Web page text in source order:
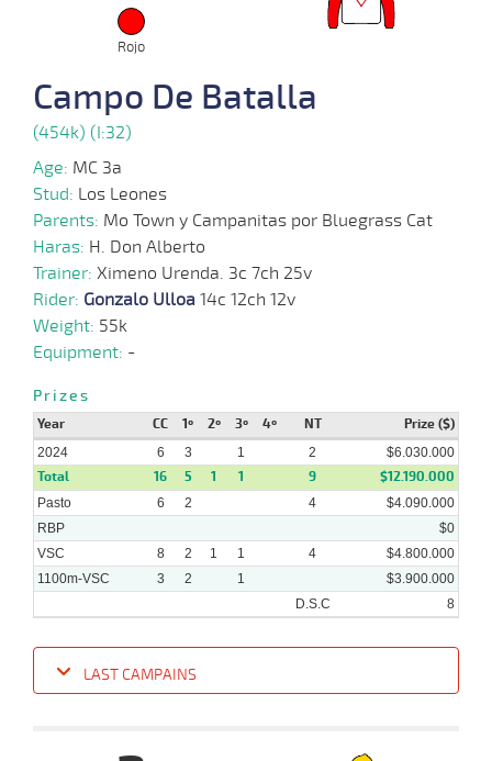
Rojo
Campo De Batalla
(454k) (I:32)
Age: MC 3a
Stud: Los Leones
Parents: Mo Town y Campanitas por Bluegrass Cat
Haras: H. Don Alberto
Trainer: Ximeno Urenda. 3c 7ch 25v
Rider: Gonzalo Ulloa 14c 12ch 12v
Weight: 55k
Equipment: -
Prizes
Year CC 1º 2º 3º 4º NT Prize ($)
2024 6 3 1 2 $6.030.000
Total 16 5 1 1 9 $12.190.000
Pasto 6 2 4
$4.090.000
RBP
$0
VSC
8 2 1 1 4
$4.800.000
1100m-VSC
3 2 1
$3.900.000
D.S.C
8
LAST CAMPAINS